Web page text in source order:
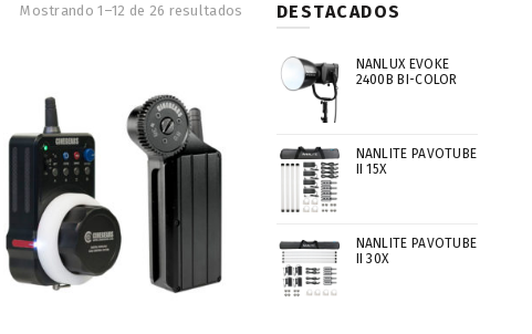
Mostrando 1–12 de 26 resultados DESTACADOS
NANLUX EVOKE
2400B BI-COLOR
NANLITE PAVOTUBE
II 15X
NANLITE PAVOTUBE
II 30X